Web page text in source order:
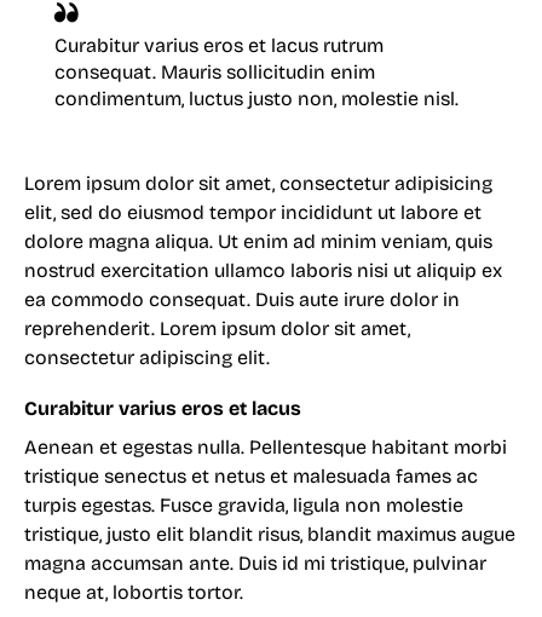
Curabitur varius eros et lacus rutrum
consequat. Mauris sollicitudin enim
condimentum, luctus justo non, molestie nisl.
Lorem ipsum dolor sit amet, consectetur adipisicing
elit, sed do eiusmod tempor incididunt ut labore et
dolore magna aliqua. Ut enim ad minim veniam, quis
nostrud exercitation ullamco laboris nisi ut aliquip ex
ea commodo consequat. Duis aute irure dolor in
reprehenderit. Lorem ipsum dolor sit amet,
consectetur adipiscing elit.
Curabitur varius eros et lacus
Aenean et egestas nulla. Pellentesque habitant morbi
tristique senectus et netus et malesuada fames ac
turpis egestas. Fusce gravida, ligula non molestie
tristique, justo elit blandit risus, blandit maximus augue
magna accumsan ante. Duis id mi tristique, pulvinar
neque at, lobortis tortor.